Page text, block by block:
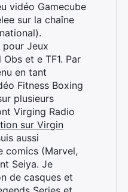
vidéo Gamecube
sur la chaîne
pour Jeux
et e TF1. Par
en tant
Fitness Boxing
plusieurs
Virging Radio
sur Virgin
aussi
comics (Marvel,
Seiya. Je
de casques et